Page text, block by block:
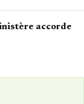
accorde